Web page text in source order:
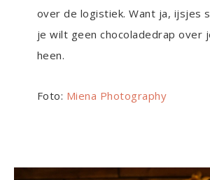
over de logistiek. Want ja, ijsjes
je wilt geen chocoladedrap over
heen.
Foto: Miena Photography